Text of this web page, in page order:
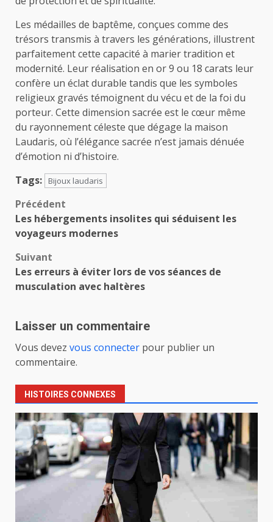
Les médailles de baptême, conçues comme des
trésors transmis à travers les générations, illustrent
parfaitement cette capacité à marier tradition et
modernité. Leur réalisation en or 9 ou 18 carats leur
confère un éclat durable tandis que les symboles
religieux gravés témoignent du vécu et de la foi du
porteur. Cette dimension sacrée est le cœur même
du rayonnement céleste que dégage la maison
Laudaris, où l’élégance sacrée n’est jamais dénuée
d’émotion ni d’histoire.
Tags:
Bijoux laudaris
Navigation
d’article
Précédent
Les hébergements insolites qui séduisent les
voyageurs modernes
Suivant
Les erreurs à éviter lors de vos séances de
musculation avec haltères
Laisser un commentaire
Vous devez vous connecter pour publier un
commentaire.
HISTOIRES CONNEXES